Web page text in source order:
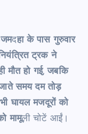
जमदहा के पास गुरुवार
ट्रक ने
मौत हो गई, जबकि
समय दम तोड़
घायल मजदूरों को
मामूली चोटें आईं।